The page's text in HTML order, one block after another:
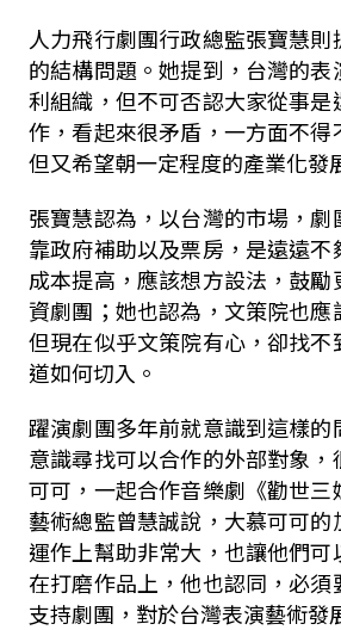
人力飛行劇團行政總監張寶慧
的結構問題。她提到，台灣的
利組織，但不可否認大家從事是
作，看起來很矛盾，一方面不得
但又希望朝一定程度的產業化發
張寶慧認為，以台灣的市場，劇
靠政府補助以及票房，是遠遠
成本提高，應該想方設法，鼓
資劇團；她也認為，文策院也應
但現在似乎文策院有心，卻找不
道如何切入。
躍演劇團多年前就意識到這樣
意識尋找可以合作的外部對象
可可，一起合作音樂劇《勸世三
藝術總監曾慧誠說，大慕可可
運作上幫助非常大，也讓他們
在打磨作品上，他也認同，必
支持劇團，對於台灣表演藝術發